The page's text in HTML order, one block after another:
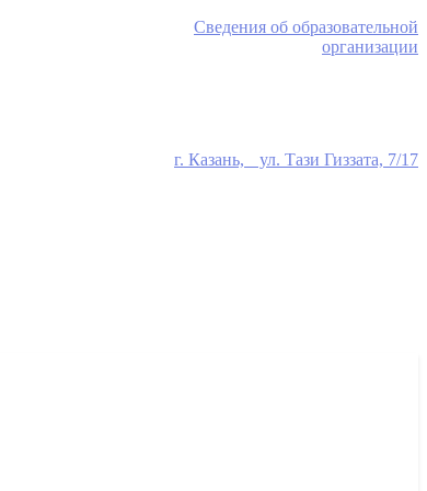
Сведения об образовательной
организации
г. Казань, ул. Тази Гиззата, 7/17